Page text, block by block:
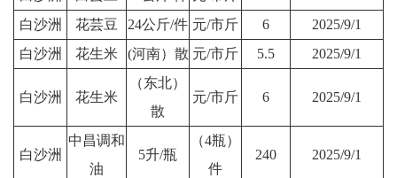
白沙洲
花芸豆 24公斤/件 元/市斤 6
2025/9/1
白沙洲
花生米 (河南）散 元/市斤 5.5 2025/9/1
白沙洲 花生米
（东北）
散
元/市斤 6 2025/9/1
白沙洲
中昌调和
油
5升/瓶
（4瓶）
件
240 2025/9/1